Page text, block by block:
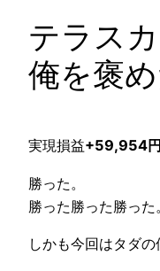
テラス
俺を褒
実現損益+59,954円
勝った。
勝った勝った勝った。
しかも今回はタダの